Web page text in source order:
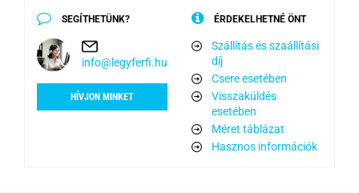
SEGÍTHETÜNK?
info@legyferfi.hu
HÍVJON MINKET
ÉRDEKELHETNÉ ÖNT
Szállítás és szaállítási
díj
Csere esetében
Visszaküldés
esetében
Méret táblázat
Hasznos információk